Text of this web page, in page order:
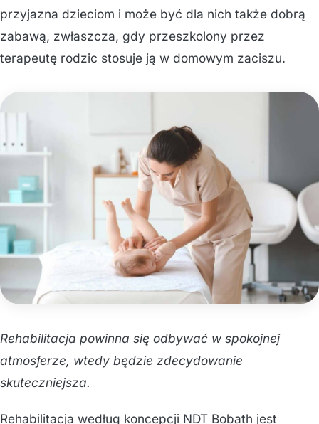
przyjazna dzieciom i może być dla nich także dobrą
zabawą, zwłaszcza, gdy przeszkolony przez
terapeutę rodzic stosuje ją w domowym zaciszu.
Rehabilitacja powinna się odbywać w spokojnej
atmosferze, wtedy będzie zdecydowanie
skuteczniejsza.
Rehabilitacja według koncepcji NDT Bobath jest